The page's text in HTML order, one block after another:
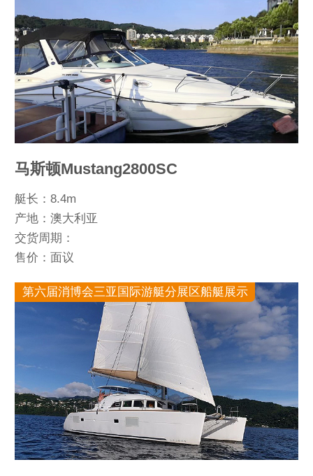
马斯顿Mustang2800SC
艇长：8.4m
产地：澳大利亚
交货周期：
售价：面议
第六届消博会三亚国际游艇分展区船艇展示